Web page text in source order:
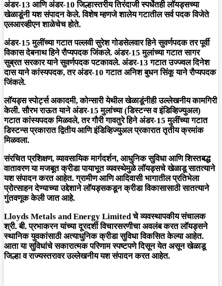
अंडर-13 आणि अंडर-10 जिल्हास्तरीय तिरंदाजी स्पर्धेतही लॉयड्सच्या
खेळाडूंनी यश संपादन केले. विशेष म्हणजे शालेय गटातील सर्व पदक विजेते
एलआरव्हीएन शाळेचेच होते.
अंडर-15 मुलींच्या गटात पल्लवी सुरेश गोडसेलवार हिने सुवर्णपदक तर पूर्वी
विकास देबनाथ हिने रौप्यपदक जिंकले. अंडर-15 मुलांच्या गटात सागर
सुब्रत सरकार याने सुवर्णपदक पटकावले. अंडर-13 गटात उज्ज्वल दिनेश
दास याने कांस्यपदक, तर अंडर-10 गटात अनिश बुधन सिंकू याने रौप्यपदक
जिंकले.
लॉयड्स स्पोर्ट्स अकादमी, कोन्सारी येथील खेळाडूंनीही उल्लेखनीय कामगिरी
केली. सौरभ राऊत याने अंडर-15 मुलांच्या (डिस्टन्स व इंडिव्हिज्युअल)
गटात कांस्यपदक मिळवले, तर गौरी गावतुरे हिने अंडर-15 मुलींच्या गटात
डिस्टन्स प्रकारात द्वितीय आणि इंडिव्हिज्युअल प्रकारात तृतीय क्रमांक
मिळवला.
संरचित प्रशिक्षण, व्यावसायिक मार्गदर्शन, आधुनिक सुविधा आणि शिस्तबद्ध
वातावरण या मजबूत क्रीडा पायाभूत व्यवस्थेमुळे लॉयड्सचे खेळाडू सातत्याने
यश संपादन करत आहेत. ग्रामीण आणि आदिवासी भागातील प्रतिभेला
प्रोत्साहन देण्याच्या उद्देशाने लॉयड्सकडून क्रीडा विकासासाठी सातत्याने
गुंतवणूक केली जात आहे.
Lloyds Metals and Energy Limited चे व्यवस्थापकीय संचालक
श्री. बी. प्रभाकरन यांच्या दूरदर्शी विचारसरणीचा अवलंब करत लॉयड्सने
स्थानिक युवकांसाठी अत्याधुनिक क्रीडा सुविधा विकसित केल्या आहेत.
आता या सुविधांचे सकारात्मक परिणाम स्पष्टपणे दिसून येत असून खेळाडू
जिल्हा व राज्यस्तरावर उल्लेखनीय यश संपादन करत आहेत.